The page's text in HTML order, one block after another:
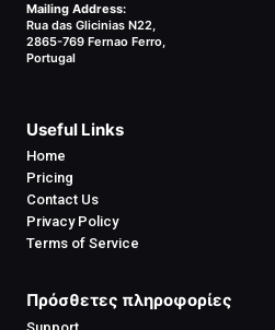
Mailing Address:
Rua das Glicinias N22,
2865-769 Fernao Ferro,
Portugal
Useful Links
Home
Pricing
Contact Us
Privacy Policy
Terms of Service
Πρόσθετες πληροφορίες